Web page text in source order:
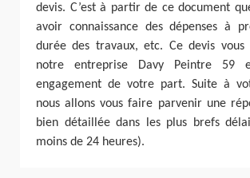
devis. C’est à partir de ce document
avoir connaissance des dépenses à
durée des travaux, etc. Ce devis
notre entreprise Davy Peintre 59
engagement de votre part. Suite à
nous allons vous faire parvenir une
bien détaillée dans les plus brefs
moins de 24 heures).